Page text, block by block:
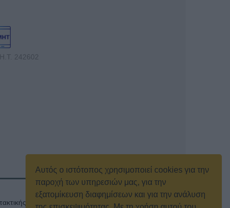
Αυτός ο ιστότοπος χρησιμοποιεί cookies για την
παροχή των υπηρεσιών μας, για την
εξατομίκευση διαφημίσεων και για την ανάλυση
242602
γενικής συνέλευσης Κρατική Διαφήμιση